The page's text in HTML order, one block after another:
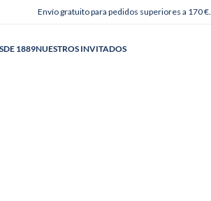
Envío gratuito para pedidos superiores a 170 €.
1889NUESTROS INVITADOS